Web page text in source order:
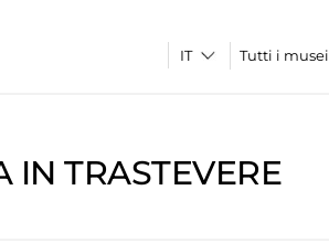
Tutti i musei
IN TRASTEVERE